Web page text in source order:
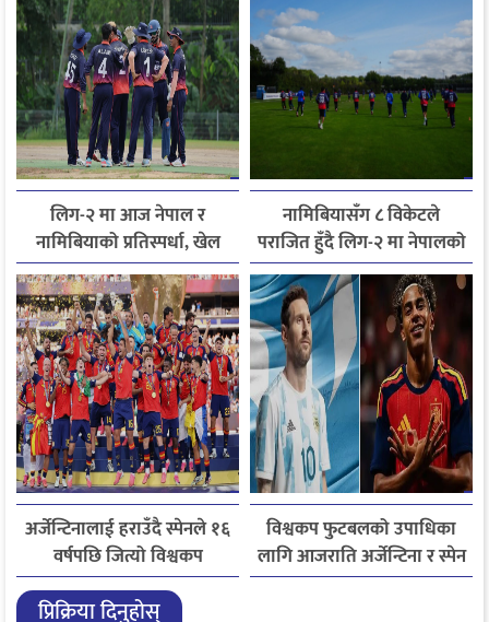
लिग-२ मा आज नेपाल र
नामिबियाको प्रतिस्पर्धा, खेल
नेपाली समयअनुसार दिउँसो ३
बजे सुरु हुने
नामिबियासँग ८ विकेटले
पराजित हुँदै लिग-२ मा नेपालको
निराशाजनक सुरुआत
अर्जेन्टिनालाई हराउँदै स्पेनले १६
वर्षपछि जित्यो विश्वकप
फुटबलको उपाधि
विश्वकप फुटबलको उपाधिका
लागि आजराति अर्जेन्टिना र स्पेन
खेल्दै
प्रिक्रिया दिनुहोस्